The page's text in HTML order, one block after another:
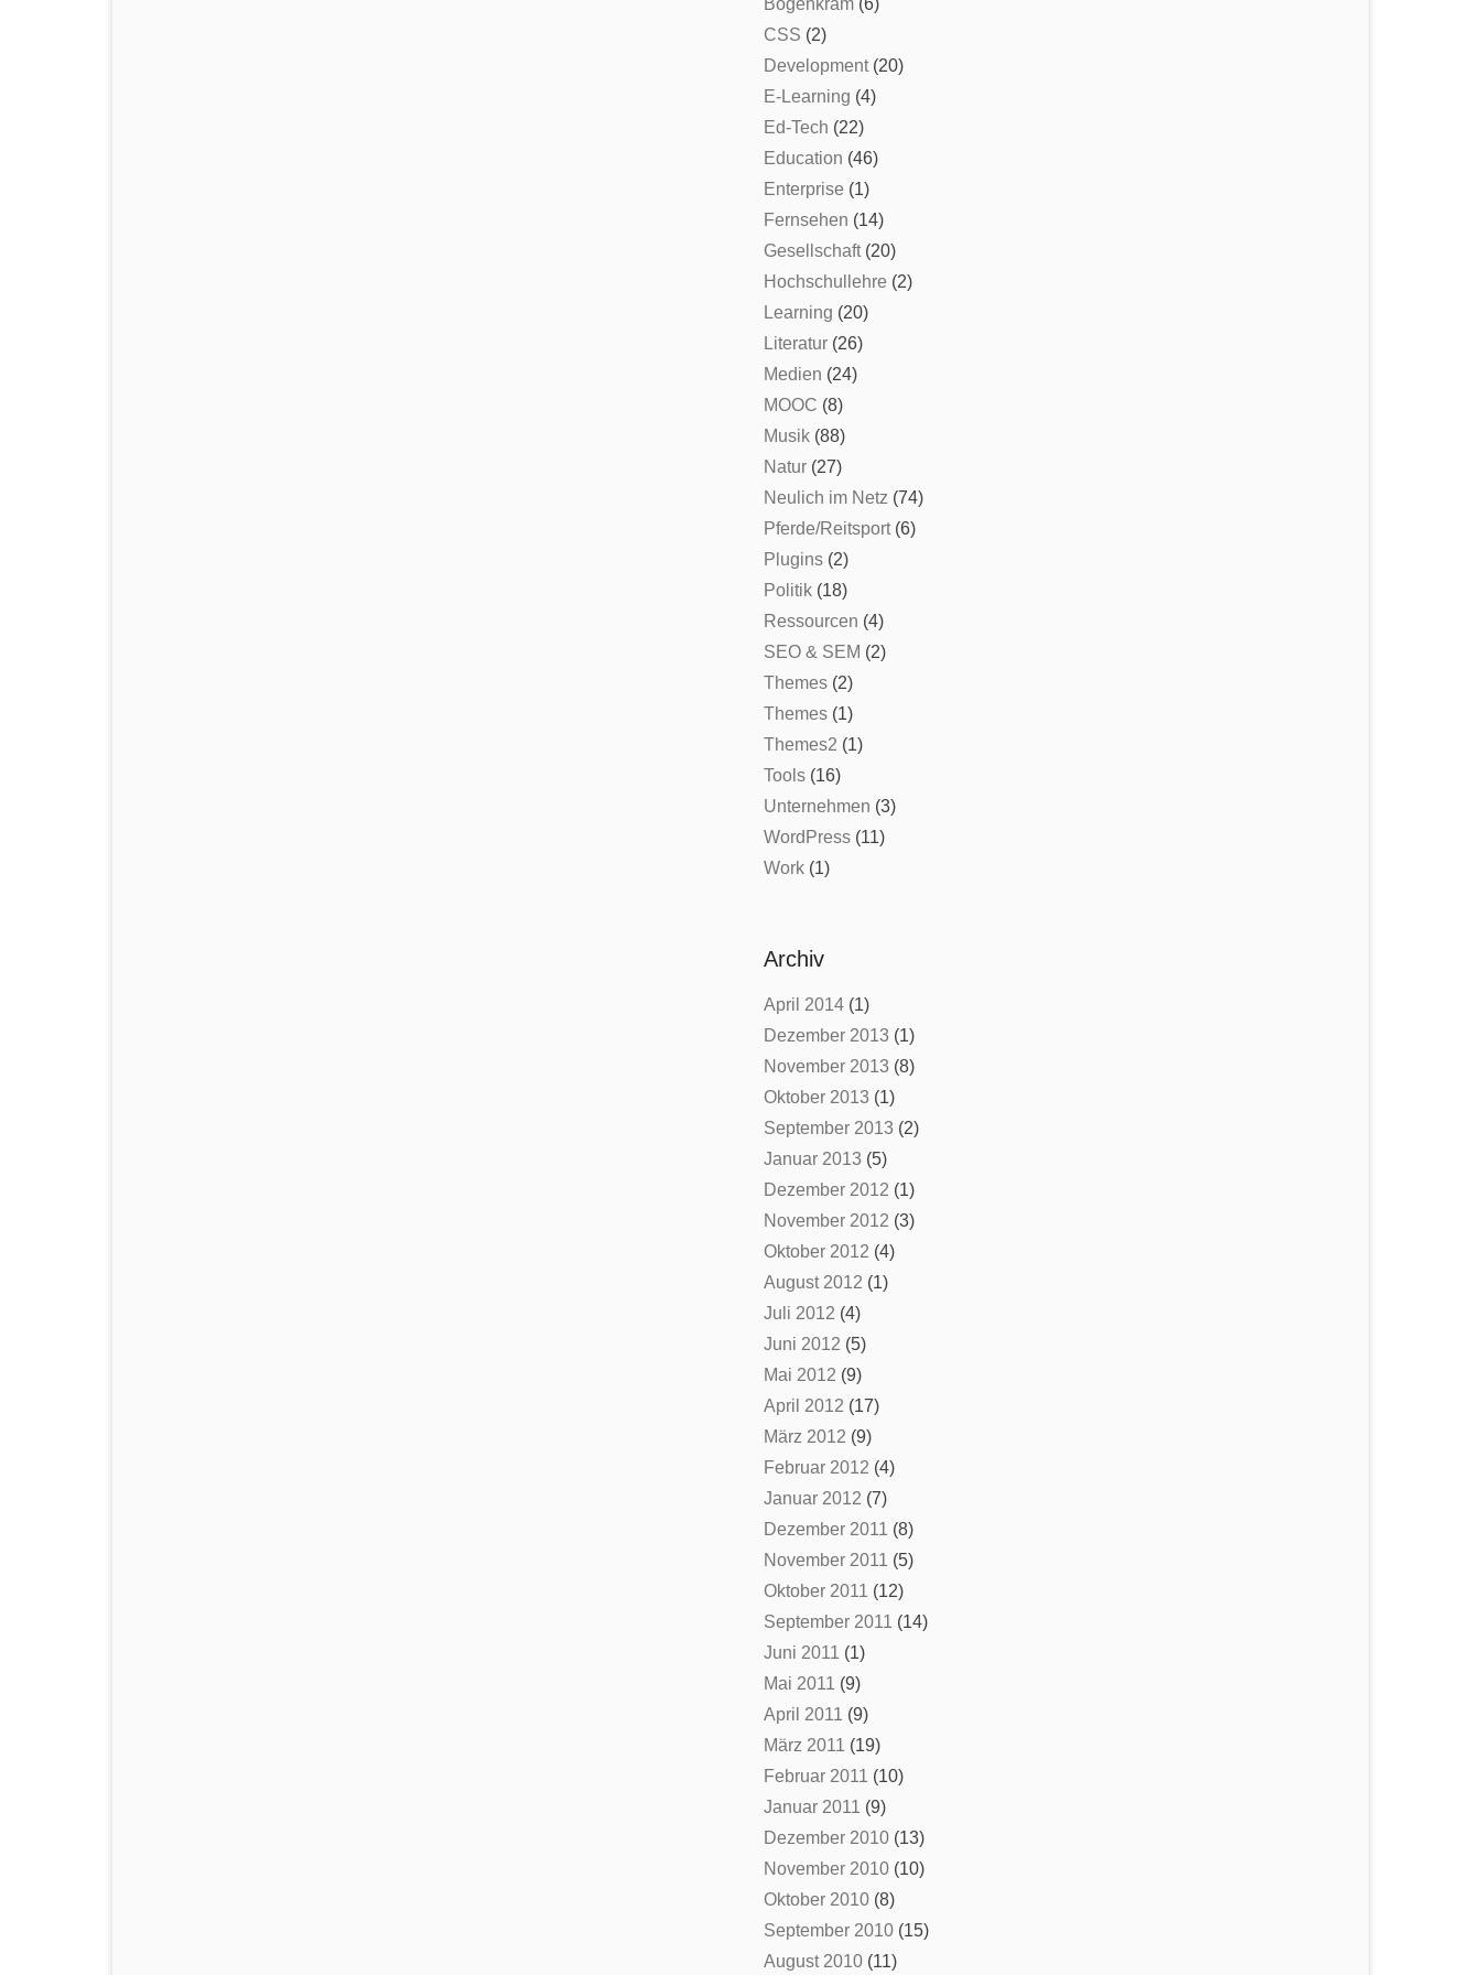
Bogenkram(6)
CSS (2)
Development(20)
E-Learning (4)
Ed-Tech (22)
Education (46)
Enterprise (1)
Fernsehen (14)
Gesellschaft(20)
Hochschullehre (2)
Learning (20)
Literatur(26)
Medien (24)
MOOC (8)
Musik(88)
Natur(27)
Neulich im Netz (74)
Pferde/Reitsport(6)
Plugins(2)
Politik(18)
Ressourcen (4)
SEO & SEM (2)
Themes(2)
Themes(1)
Themes2 (1)
Tools(16)
Unternehmen (3)
WordPress(11)
Work(1)
Archiv
April 2014(1)
Dezember 2013 (1)
November 2013 (8)
Oktober 2013 (1)
September 2013 (2)
Januar 2013 (5)
Dezember 2012 (1)
November 2012 (3)
Oktober 2012 (4)
August 2012 (1)
Juli 2012 (4)
Juni 2012 (5)
Mai 2012 (9)
April 2012 (17)
März 2012 (9)
Februar 2012 (4)
Januar 2012 (7)
Dezember 2011 (8)
November 2011 (5)
Oktober 2011 (12)
September 2011 (14)
Juni 2011 (1)
Mai 2011 (9)
April 2011 (9)
März 2011 (19)
Februar 2011 (10)
Januar 2011 (9)
Dezember 2010(13)
November 2010(10)
Oktober 2010(8)
September 2010(15)
August 2010(11)